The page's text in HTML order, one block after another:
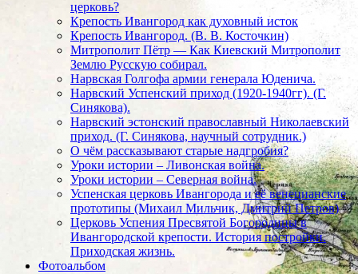
церковь?
Крепость Ивангород как духовный исток
Крепость Ивангород. (В. В. Косточкин)
Митрополит Пётр — Как Киевский Митрополит
Землю Русскую собирал.
Нарвская Голгофа армии генерала Юденича.
Нарвский Успенский приход (1920-1940гг). (Г.
Синякова).
Нарвский эстонский православный Николаевский
приход. (Г. Синякова, научный сотрудник.)
О чём рассказывают старые надгробия?
Уроки истории – Ливонская война.
Уроки истории – Северная война.
Успенская церковь Ивангорода и её венецианские
прототипы (Михаил Мильчик, Дмитрий Петров)
Церковь Успения Пресвятой Богородицы в
Ивангородской крепости. История постройки.
Приходская жизнь.
Фотоальбом